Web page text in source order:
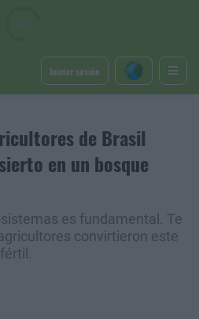
Iniciar sesión
de Brasil
en un bosque
es fundamental. Te
convirtieron este